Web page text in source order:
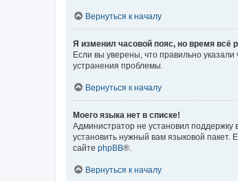
Вернуться к началу
Я изменил часовой пояс, но время всё
Если вы уверены, что правильно
устранения проблемы.
Вернуться к началу
Моего языка нет в списке!
Администратор не установил
установить нужный вам языковой пакет.
сайте phpBB®.
Вернуться к началу